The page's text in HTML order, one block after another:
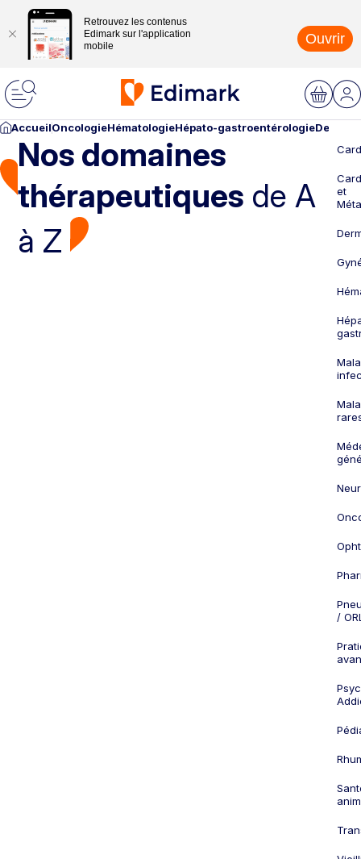
Retrouvez les contenus
Edimark sur l'application
mobile
Ouvrir
AccueilOncologieHématologieHépato-gastroentérologie
Nos domaines
thérapeutiques de A
à Z
et
/